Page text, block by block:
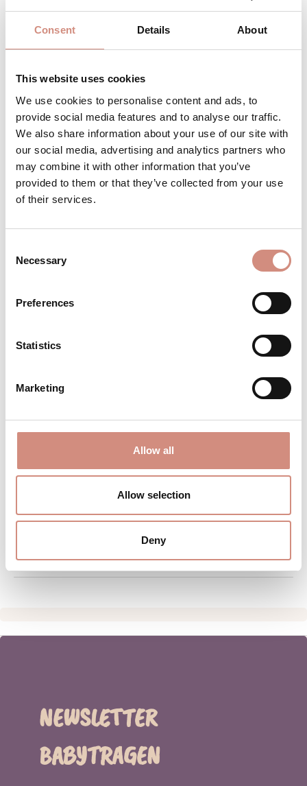
Consent Details About
This website uses cookies
We use cookies to personalise content and ads, to
provide social media features and to analyse our traffic.
We also share information about your use of our site with
our social media, advertising and analytics partners who
may combine it with other information that you’ve
provided to them or that they’ve collected from your use
of their services.
Selection
Necessary
Preferences
Statistics
Marketing
Allow all
Allow selection
Deny
DAS WOHLFÜHLPAKET FÜR DICH UND
DEIN BABY
Kein zusätzlicher Wetterschutz für dein
Baby nötig
Perfekte Passform für deine sich
verändernde Figur
Trage dein Baby unter der Jacke bis zum
BESCHREIBUNG
deinem Leben, deinem Alltag Die
Allrounder Fit ist gemacht für alle Mamas,
MATERIAL
PFLEGEHINWEISE
HERSTELLERANGABEN
NEWSLETTER
BABYTRAGEN